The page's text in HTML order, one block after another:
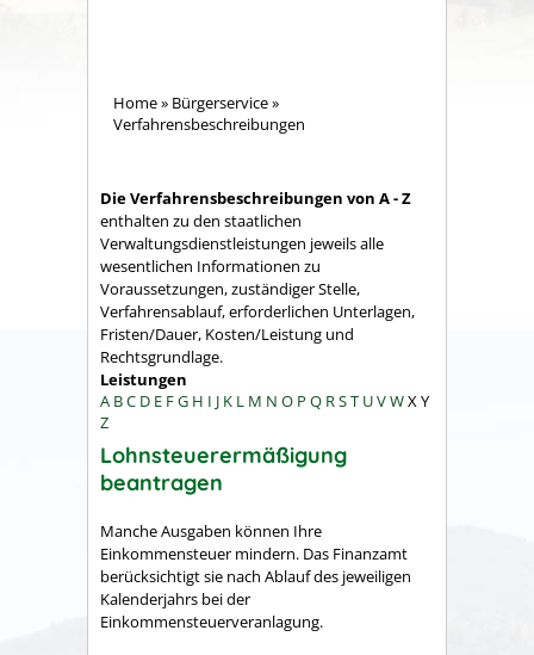
Home» Bürgerservice»
Verfahrensbeschreibungen
Die Verfahrensbeschreibungen von A - Z
enthalten zu den staatlichen
Verwaltungsdienstleistungen jeweils alle
wesentlichen Informationen zu
Voraussetzungen, zuständiger Stelle,
Verfahrensablauf, erforderlichen Unterlagen,
Fristen/Dauer, Kosten/Leistung und
Rechtsgrundlage.
Leistungen
A BC D E FG H I J K L M N O P Q RST UVWX Y
Z
Lohnsteuerermäßigung
beantragen
Manche Ausgaben können Ihre
Einkommensteuer mindern. Das Finanzamt
berücksichtigt sie nach Ablauf des jeweiligen
Kalenderjahrs bei der
Einkommensteuerveranlagung.